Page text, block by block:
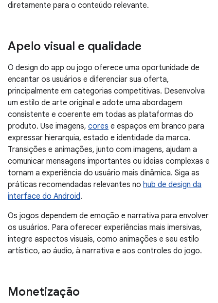
diretamente para o conteúdo relevante.
Apelo visual e qualidade
O design do app ou jogo oferece uma oportunidade de
encantar os usuários e diferenciar sua oferta,
principalmente em categorias competitivas. Desenvolva
um estilo de arte original e adote uma abordagem
consistente e coerente em todas as plataformas do
produto. Use imagens, cores e espaços em branco para
expressar hierarquia, estado e identidade da marca.
Transições e animações, junto com imagens, ajudam a
comunicar mensagens importantes ou ideias complexas e
tornam a experiência do usuário mais dinâmica. Siga as
práticas recomendadas relevantes no hub de design da
interface do Android.
Os jogos dependem de emoção e narrativa para envolver
os usuários. Para oferecer experiências mais imersivas,
integre aspectos visuais, como animações e seu estilo
artístico, ao áudio, à narrativa e aos controles do jogo.
Monetização